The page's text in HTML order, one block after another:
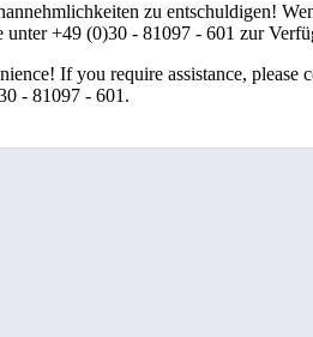
zu entschuldigen!
unter +49 (0)30 - 81097 - 601 zur
If you require assistance, please
- 81097 - 601.